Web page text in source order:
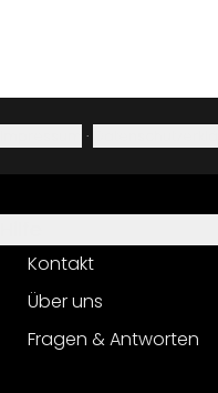
·
Kontakt
Über uns
Fragen & Antworten